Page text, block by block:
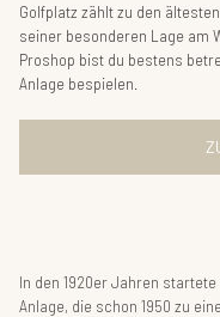
Golfplatz zählt zu den
seiner besonderen Lage am
Proshop bist du bestens
Anlage bespielen.
In den 1920er Jahren
Anlage, die schon 1950 zu